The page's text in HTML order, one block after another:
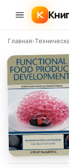
Главная›